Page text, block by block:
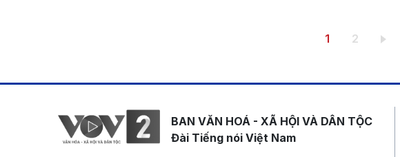
Trang hiện thời
1 Trang
2
BAN VĂN HOÁ - XÃ HỘI VÀ DÂN TỘC
Đài Tiếng nói Việt Nam